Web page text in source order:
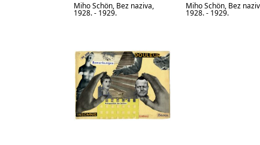
Miho Schön, Bez naziva,
1928. - 1929.
Miho Schön, Bez
1928. - 1929.